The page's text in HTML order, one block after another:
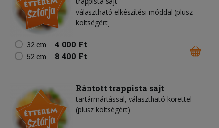
választható elkészítési móddal (plusz
költségért)
32 cm 4 000 Ft
52 cm 8 400 Ft
Rántott trappista sajt
tartármártással, választható körettel
(plusz költségért)